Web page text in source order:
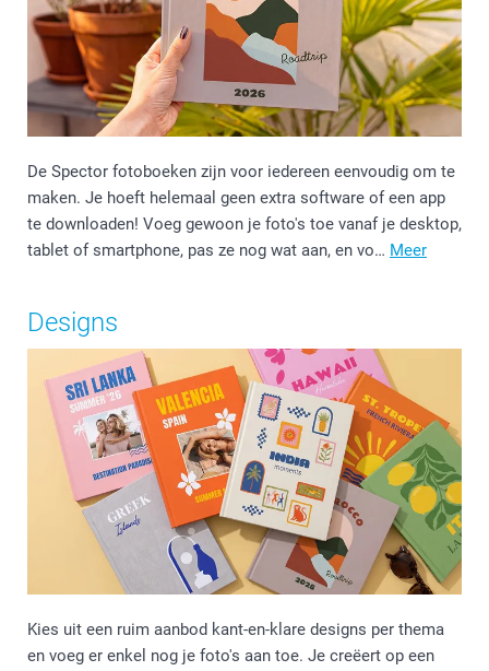
De Spector fotoboeken zijn voor iedereen eenvoudig om te
maken. Je hoeft helemaal geen extra software of een app
te downloaden! Voeg gewoon je foto's toe vanaf je desktop,
tablet of smartphone, pas ze nog wat aan, en vo… Meer
Designs
Kies uit een ruim aanbod kant-en-klare designs per thema
en voeg er enkel nog je foto's aan toe. Je creëert op een